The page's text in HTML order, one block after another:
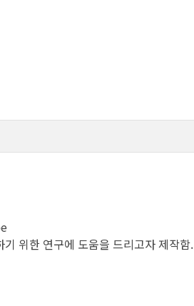
위한 연구에 도움을 드리고자 제작함.